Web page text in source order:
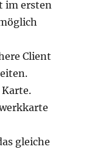
im ersten
Client
gleiche